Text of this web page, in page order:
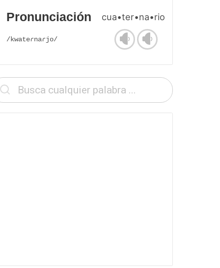
Pronunciación cua•ter•na•rio
/kwateɾnaɾjo/